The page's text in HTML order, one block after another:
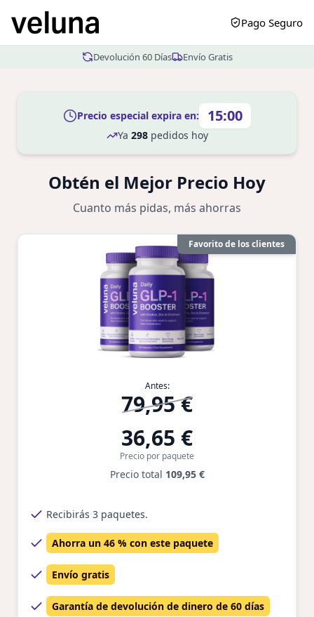
Pago Seguro
Devolución 60 Días Envío Gratis
Precio especial expira en: 15:00
Ya 298pedidos hoy
Obtén el Mejor Precio Hoy
Cuanto más pidas, más ahorras
Favorito de los clientes
Antes:
79,95 €
36,65 €
Precio por paquete
Precio total 109,95 €
Recibirás 3 paquetes.
Ahorra un 46 % con este paquete
Envío gratis
Garantía de devolución de dinero de 60 días